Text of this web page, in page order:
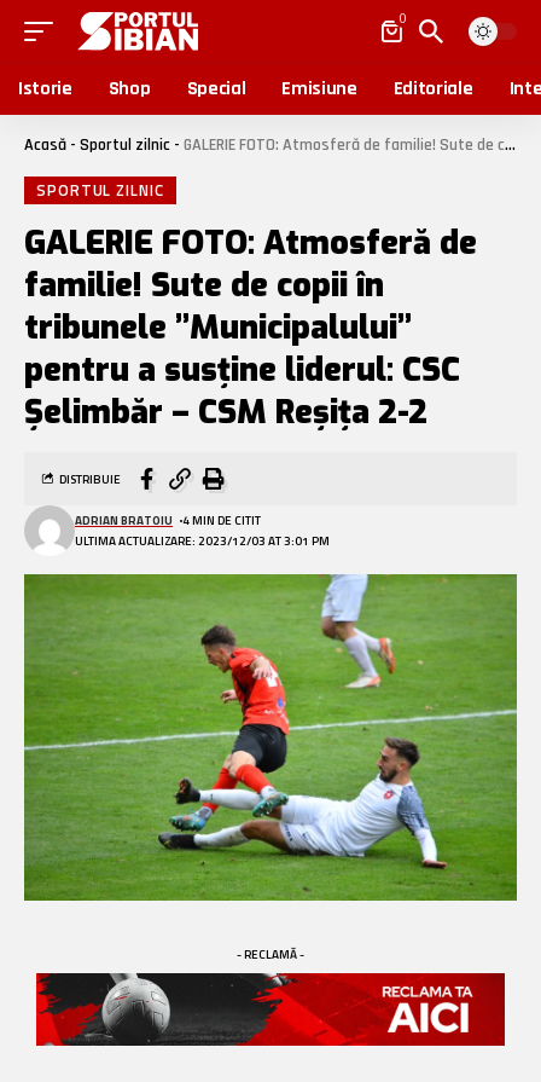
0
Istorie Shop Special Emisiune Editoriale
Acasă - Sportul zilnic - GALERIE FOTO: Atmosferă de familie! Sute de copii în tribunele ”Municipalului” pentru a susține liderul: CSC Șelimbăr – CSM Reșița 2-2
SPORTUL ZILNIC
GALERIE FOTO: Atmosferă de
familie! Sute de copii în
tribunele ”Municipalului”
pentru a susține liderul: CSC
Șelimbăr – CSM Reșița 2-2
ULTIMA ACTUALIZARE: 2023/12/03 AT 3:01 PM
ADRIAN BRATOIU 4 MIN DE CITIT
DISTRIBUIE
- RECLAMĂ -